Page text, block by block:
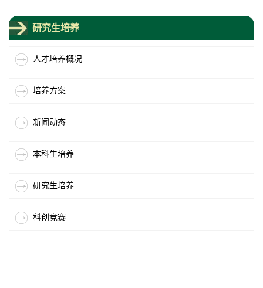
研究生培养
人才培养概况
培养方案
新闻动态
本科生培养
研究生培养
科创竞赛